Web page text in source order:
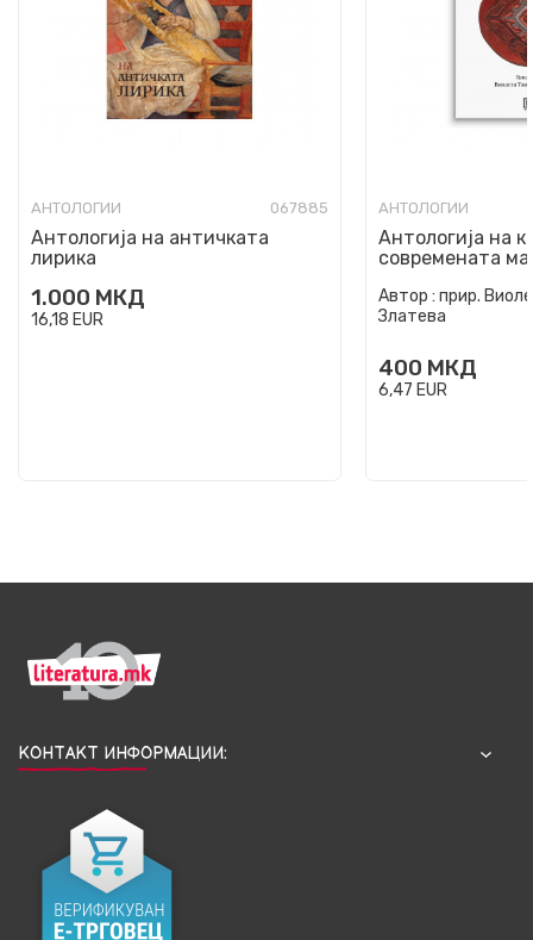
АНТОЛОГИИ 067885
Антологија на античката
лирика
1.000 МКД
16,18 EUR
АНТОЛОГИИ
Антологија на
современата
Автор : прир.
Златева
400 МКД
6,47 EUR
КОНТАКТ ИНФОРМАЦИИ: